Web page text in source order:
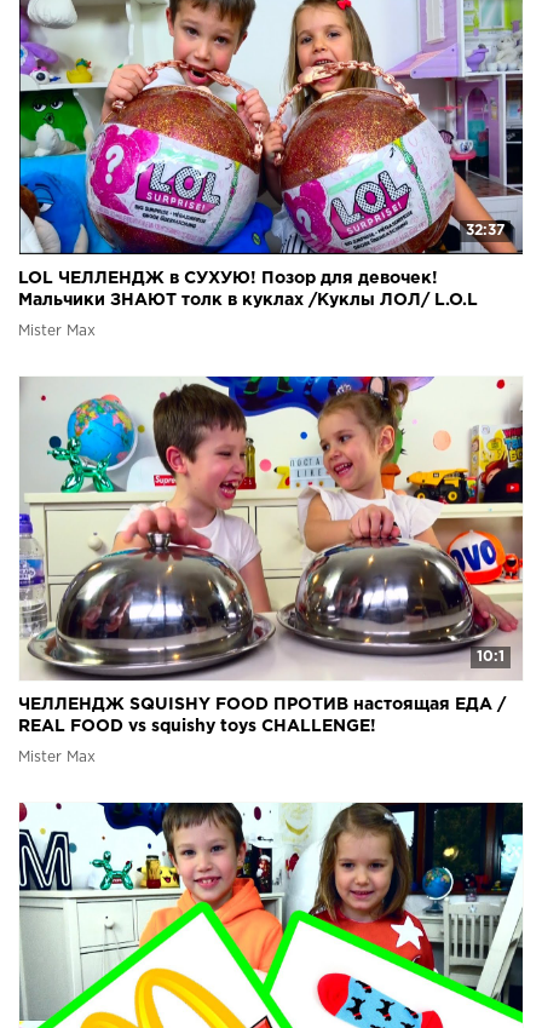
32:37
LOL ЧЕЛЛЕНДЖ в СУХУЮ! Позор для девочек!
Мальчики ЗНАЮТ толк в куклах /Куклы ЛОЛ/ L.O.L
Challenge
Mister Max
10:1
ЧЕЛЛЕНДЖ SQUISHY FOOD ПРОТИВ настоящая ЕДА /
REAL FOOD vs squishy toys CHALLENGE!
Mister Max